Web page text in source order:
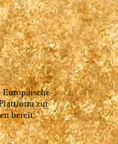
zur
bereit: